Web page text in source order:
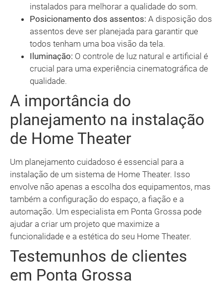
instalados para melhorar a qualidade do som.
Posicionamento dos assentos: A disposição dos
assentos deve ser planejada para garantir que
todos tenham uma boa visão da tela.
Iluminação: O controle de luz natural e artificial é
crucial para uma experiência cinematográfica de
qualidade.
A importância do
planejamento na instalação
de Home Theater
Um planejamento cuidadoso é essencial para a
instalação de um sistema de Home Theater. Isso
envolve não apenas a escolha dos equipamentos, mas
também a configuração do espaço, a fiação e a
automação. Um especialista em Ponta Grossa pode
ajudar a criar um projeto que maximize a
funcionalidade e a estética do seu Home Theater.
Testemunhos de clientes
em Ponta Grossa